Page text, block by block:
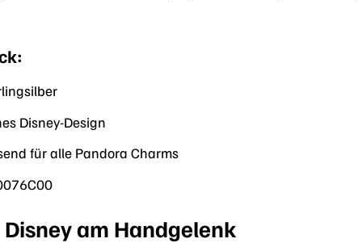
Disney-Design
für alle Pandora Charms
am Handgelenk